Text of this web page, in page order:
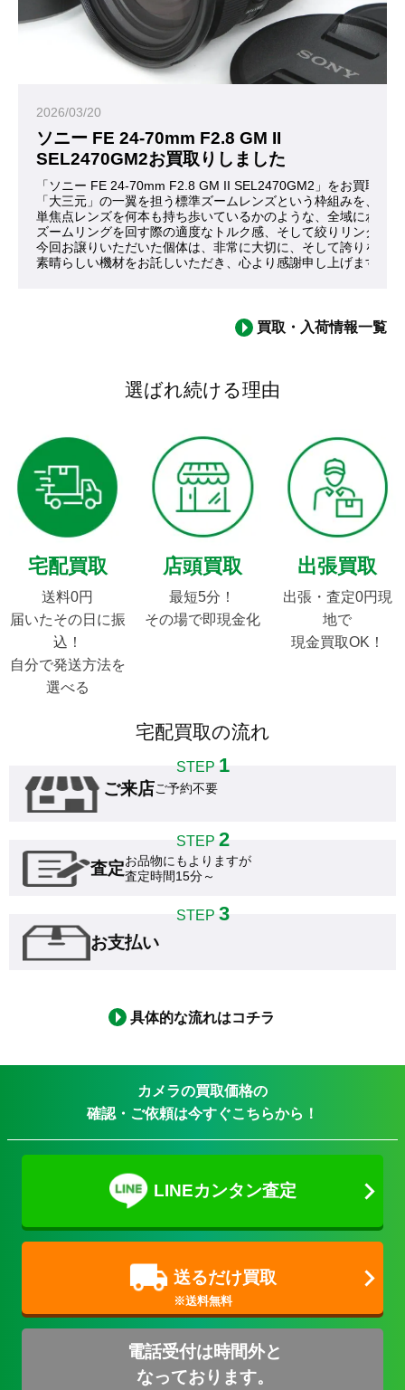
2026/03/20
ソニー FE 24-70mm F2.8 GM II
SEL2470GM2お買取りしました
「ソニー FE 24-70mm F2.8 GM II SEL2470GM2」をお買取り
「大三元」の一翼を担う標準ズームレンズという枠組みを、
単焦点レンズを何本も持ち歩いているかのような、全域にわた
ズームリングを回す際の適度なトルク感、そして絞りリングが
今回お譲りいただいた個体は、非常に大切に、そして誇りを持
素晴らしい機材をお託しいただき、心より感謝申し上げます。
買取・入荷情報一覧
選ばれ続ける理由
宅配買取
送料0円
届いたその日に振
込！
自分で発送方法を
選べる
店頭買取
最短5分！
その場で即現金化
出張買取
出張・査定0円現
地で
現金買取OK！
宅配買取の流れ
STEP 1
ご来店ご予約不要
STEP 2
査定お品物にもよりますが
査定時間15分～
STEP 3
お支払い
具体的な流れはコチラ
カメラの買取価格の
確認・ご依頼は今すぐこちらから！
LINEカンタン査定
送るだけ買取
電話受付は時間外と
なっております。